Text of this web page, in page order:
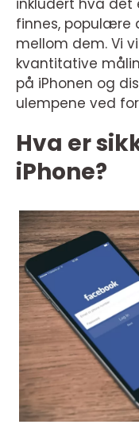
inkludert hva det
finnes, populære
mellom dem. Vi
kvantitative
på iPhonen og
ulempene ved
Hva er
iPhone?